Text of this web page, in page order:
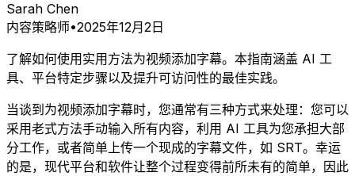
Sarah Chen
内容策略师•2025年12月2日
了解如何使用实用方法为视频添加字幕。本指南涵盖 AI 工
具、平台特定步骤以及提升可访问性的最佳实践。
当谈到为视频添加字幕时，您通常有三种方式来处理：您可以
采用老式方法手动输入所有内容，利用 AI 工具为您承担大部
分工作，或者简单上传一个现成的字幕文件，如 SRT。幸运
的是，现代平台和软件让整个过程变得前所未有的简单，因此